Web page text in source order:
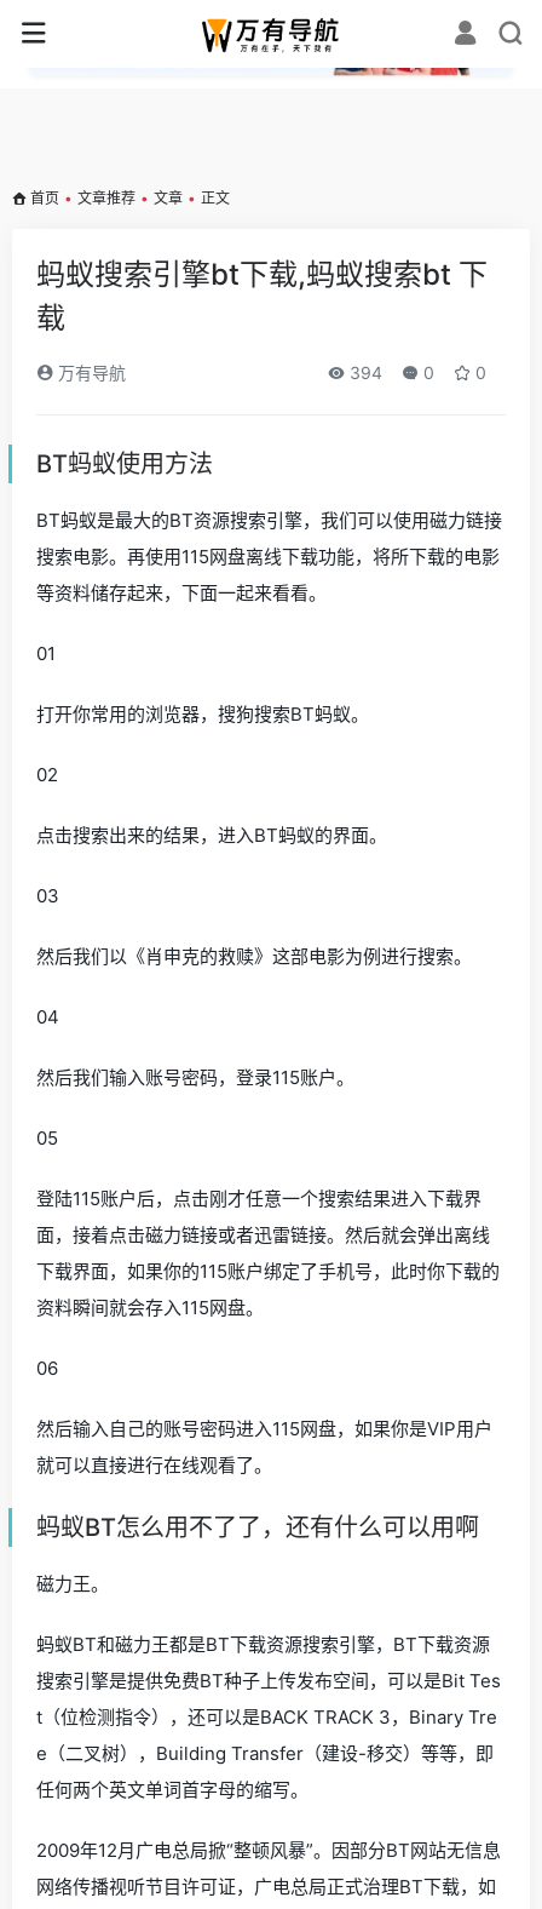
✕
首页 • 文章推荐 • 文章 • 正文
蚂蚁搜索引擎bt下载,蚂蚁搜索bt 下
载
万有导航 394 0 0
BT蚂蚁使用方法
BT蚂蚁是最大的BT资源搜索引擎，我们可以使用磁力链接
搜索电影。再使用115网盘离线下载功能，将所下载的电影
等资料储存起来，下面一起来看看。
01
打开你常用的浏览器，搜狗搜索BT蚂蚁。
02
点击搜索出来的结果，进入BT蚂蚁的界面。
03
然后我们以《肖申克的救赎》这部电影为例进行搜索。
04
然后我们输入账号密码，登录115账户。
05
登陆115账户后，点击刚才任意一个搜索结果进入下载界
面，接着点击磁力链接或者迅雷链接。然后就会弹出离线
下载界面，如果你的115账户绑定了手机号，此时你下载的
资料瞬间就会存入115网盘。
06
然后输入自己的账号密码进入115网盘，如果你是VIP用户
就可以直接进行在线观看了。
蚂蚁BT怎么用不了了，还有什么可以用啊
磁力王。
蚂蚁BT和磁力王都是BT下载资源搜索引擎，BT下载资源
搜索引擎是提供免费BT种子上传发布空间，可以是Bit Tes
t（位检测指令），还可以是BACK TRACK 3，Binary Tre
e（二叉树），Building Transfer（建设-移交）等等，即
任何两个英文单词首字母的缩写。
2009年12月广电总局掀“整顿风暴”。因部分BT网站无信息
网络传播视听节目许可证，广电总局正式治理BT下载，如